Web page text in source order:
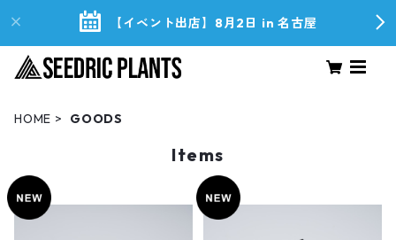
【イベント出店】8月2日 in 名古屋
HOME GOODS
Items